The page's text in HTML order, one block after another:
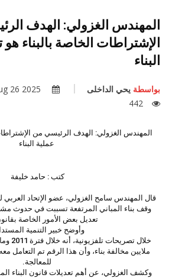
المهندس الغزولي: الهدف
الإشتراطات الخاصة بالبناء هو
البناء
بواسطة يحي الداخلى
442
المهندس الغزولي: الهدف الرئيسي من
عملية البناء
كتب : حامد خليفة
قال المهندس سامح الغزولي، عضو الإتحاد العربي
وقف بناء المباني المرتفعة تسببت في حدوث
تعديل بعض الأمور الخاصة
وأوضح خبير التنمية
ملايين مخالفة بناء، وأن هذا الرقم تم التعامل
للمعالجة.
وكشف الغزولي، عن أهم تعديلات قانون البناء